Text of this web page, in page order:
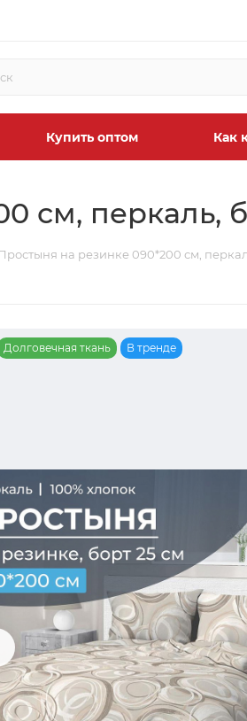
Купить оптом Как
см, перкаль,
на резинке 090*200 см,
Долговечная ткань В тренде